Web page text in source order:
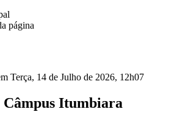
página
Terça, 14 de Julho de 2026, 12h07
Câmpus Itumbiara